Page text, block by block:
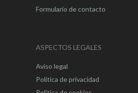
Formulario de contacto
ASPECTOS LEGALES
Aviso legal
Política de privacidad